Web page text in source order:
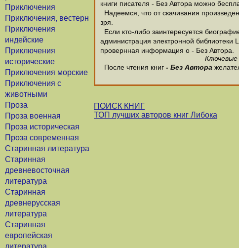
Приключения
Приключения, вестерн
Приключения
индейские
Приключения
исторические
Приключения морские
Приключения с
животными
Проза
Проза военная
Проза историческая
Проза современная
Старинная литература
Старинная
древневосточная
литература
Старинная
древнерусская
литература
Старинная
европейская
литература
книги писателя - Без Автора можно
Надеемся, что от скачивания
зря.
Если кто-либо заинтересуется
администрация электронной библиотеки
провернная информация о - Без Автора.
Ключевые
После чтения книг - Без Автора
ПОИСК КНИГ
ТОП лучших авторов книг Либока